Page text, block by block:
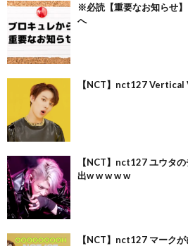
※必読【重要なお知らせ
へ
【NCT】nct127
【NCT】nct127 ユウタ
出w w w w w
【NCT】nct127 マーク